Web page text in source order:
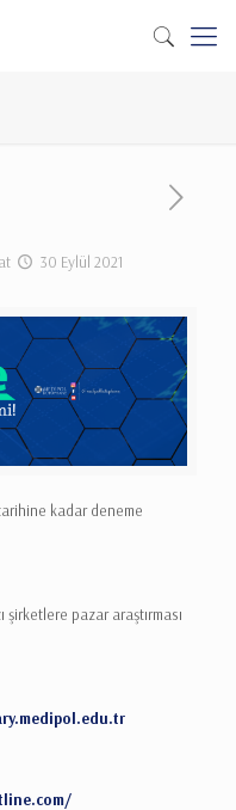
at 30 Eylül 2021
kadar deneme
pazar araştırması